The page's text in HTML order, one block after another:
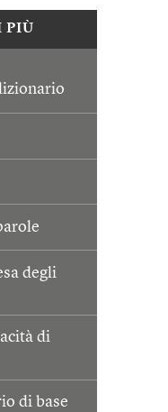
PIÙ
degli
di
di base